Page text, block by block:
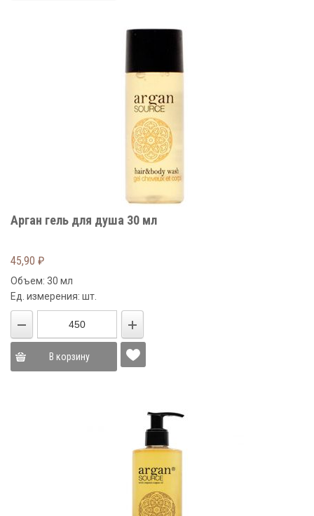
Арган гель для душа 30 мл
45,90 ₽
Объем: 30 мл
Ед. измерения: шт.
В корзину